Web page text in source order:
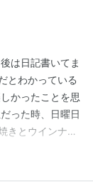
は日記書いてま
とわかっている
かったことを思
った時、日曜日
きとウインナ
の末、離婚し